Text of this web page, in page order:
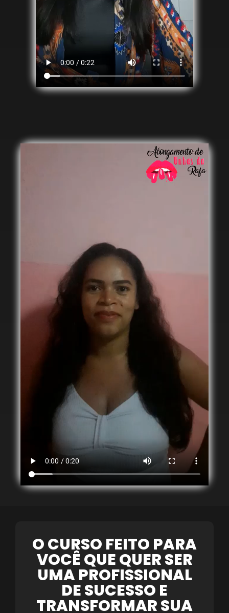
O CURSO FEITO PARA
VOCÊ QUE QUER SER
UMA PROFISSIONAL
DE SUCESSO E
TRANSFORMAR SUA